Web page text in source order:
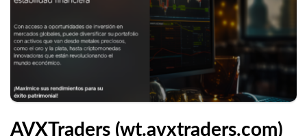
AVXTraders (wt.avxtraders.com)